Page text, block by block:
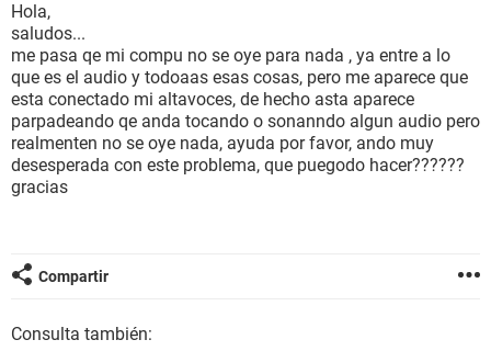
Hola,
saludos...
me pasa qe mi compu no se oye para nada , ya entre a lo
que es el audio y todoaas esas cosas, pero me aparece que
esta conectado mi altavoces, de hecho asta aparece
parpadeando qe anda tocando o sonanndo algun audio pero
realmenten no se oye nada, ayuda por favor, ando muy
desesperada con este problema, que puegodo hacer??????
gracias
Compartir
Consulta también: